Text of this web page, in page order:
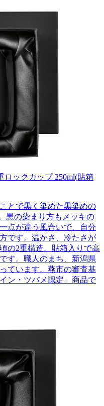
ックカップ 250ml(貼箱
とで黒く染めた黒染めの
黒の染まり方もメッキの
点が違う風合いで、自分
です。温かさ、冷たさが
の2重構造。貼箱入りで高
す。職人のまち、新潟県
ています。燕市の審査基
ン・ツバメ認定」商品で